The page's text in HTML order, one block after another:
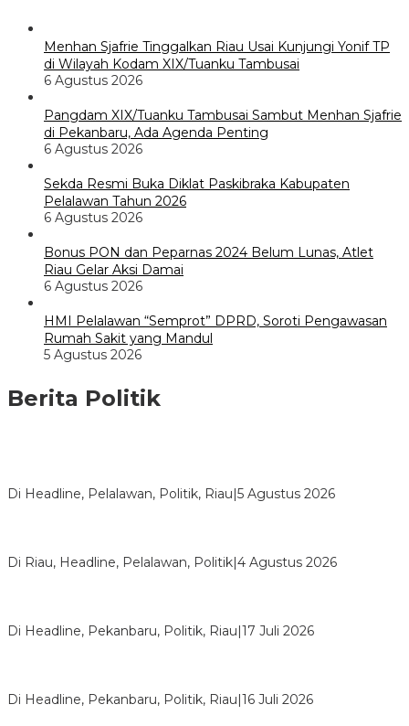
Menhan Sjafrie Tinggalkan Riau Usai Kunjungi Yonif TP
di Wilayah Kodam XIX/Tuanku Tambusai
6 Agustus 2026
Pangdam XIX/Tuanku Tambusai Sambut Menhan Sjafrie
di Pekanbaru, Ada Agenda Penting
6 Agustus 2026
Sekda Resmi Buka Diklat Paskibraka Kabupaten
Pelalawan Tahun 2026
6 Agustus 2026
Bonus PON dan Peparnas 2024 Belum Lunas, Atlet
Riau Gelar Aksi Damai
6 Agustus 2026
HMI Pelalawan “Semprot” DPRD, Soroti Pengawasan
Rumah Sakit yang Mandul
5 Agustus 2026
Berita Politik
Di Headline, Pelalawan, Politik, Riau|5 Agustus 2026
Di Riau, Headline, Pelalawan, Politik|4 Agustus 2026
Di Headline, Pekanbaru, Politik, Riau|17 Juli 2026
Di Headline, Pekanbaru, Politik, Riau|16 Juli 2026